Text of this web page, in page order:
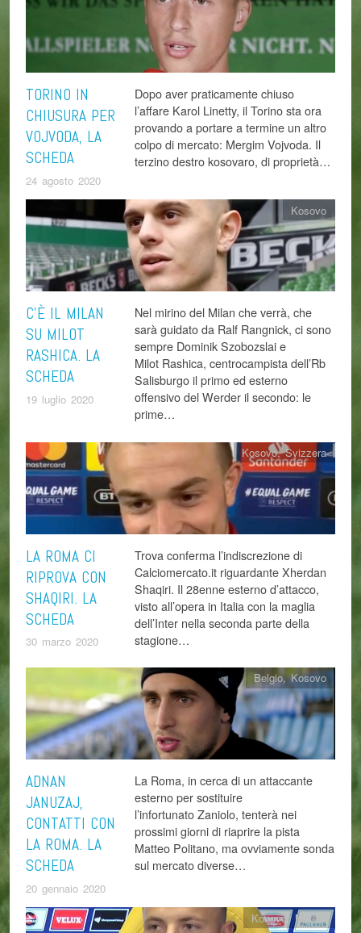
TORINO IN
CHIUSURA PER
VOJVODA, LA
SCHEDA
24 agosto 2020
Dopo aver praticamente chiuso
l’affare Karol Linetty, il Torino sta ora
provando a portare a termine un altro
colpo di mercato: Mergim Vojvoda. Il
terzino destro kosovaro, di proprietà…
C’È IL MILAN
SU MILOT
RASHICA. LA
SCHEDA
19 luglio 2020
Kosovo
Nel mirino del Milan che verrà, che
sarà guidato da Ralf Rangnick, ci sono
sempre Dominik Szobozslai e
Milot Rashica, centrocampista dell’Rb
Salisburgo il primo ed esterno
offensivo del Werder il secondo: le
prime…
LA ROMA CI
RIPROVA CON
SHAQIRI. LA
SCHEDA
30 marzo 2020
Kosovo,Svizzera
Trova conferma l’indiscrezione di
Calciomercato.it riguardante Xherdan
Shaqiri. Il 28enne esterno d’attacco,
visto all’opera in Italia con la maglia
dell’Inter nella seconda parte della
stagione…
ADNAN
JANUZAJ,
CONTATTI CON
LA ROMA. LA
SCHEDA
20 gennaio 2020
Belgio,Kosovo
La Roma, in cerca di un attaccante
esterno per sostituire
l’infortunato Zaniolo, tenterà nei
prossimi giorni di riaprire la pista
Matteo Politano, ma ovviamente sonda
sul mercato diverse…
Kosovo ,Mondo